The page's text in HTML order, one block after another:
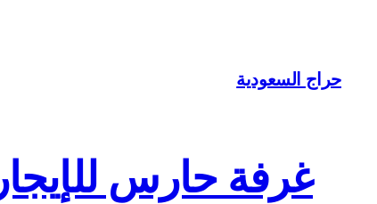
المحتوى
حراج السعودية
غرفة حارس للإيجار